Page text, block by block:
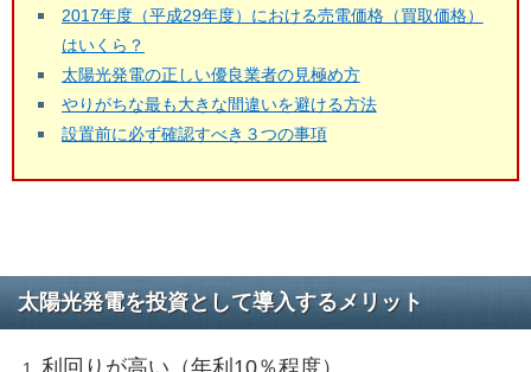
2017年度（平成29年度）における売電価格（買取価格）
はいくら？
太陽光発電の正しい優良業者の見極め方
やりがちな最も大きな間違いを避ける方法
設置前に必ず確認すべき３つの事項
太陽光発電を投資として導入するメリット
利回りが高い（年利10％程度）